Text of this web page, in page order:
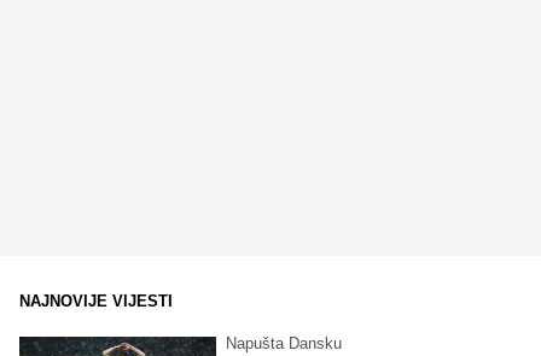
NAJNOVIJE VIJESTI
Napušta Dansku